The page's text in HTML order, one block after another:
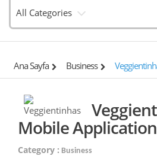
All Categories
Ana Sayfa Business
Mobile Application
Category : Business